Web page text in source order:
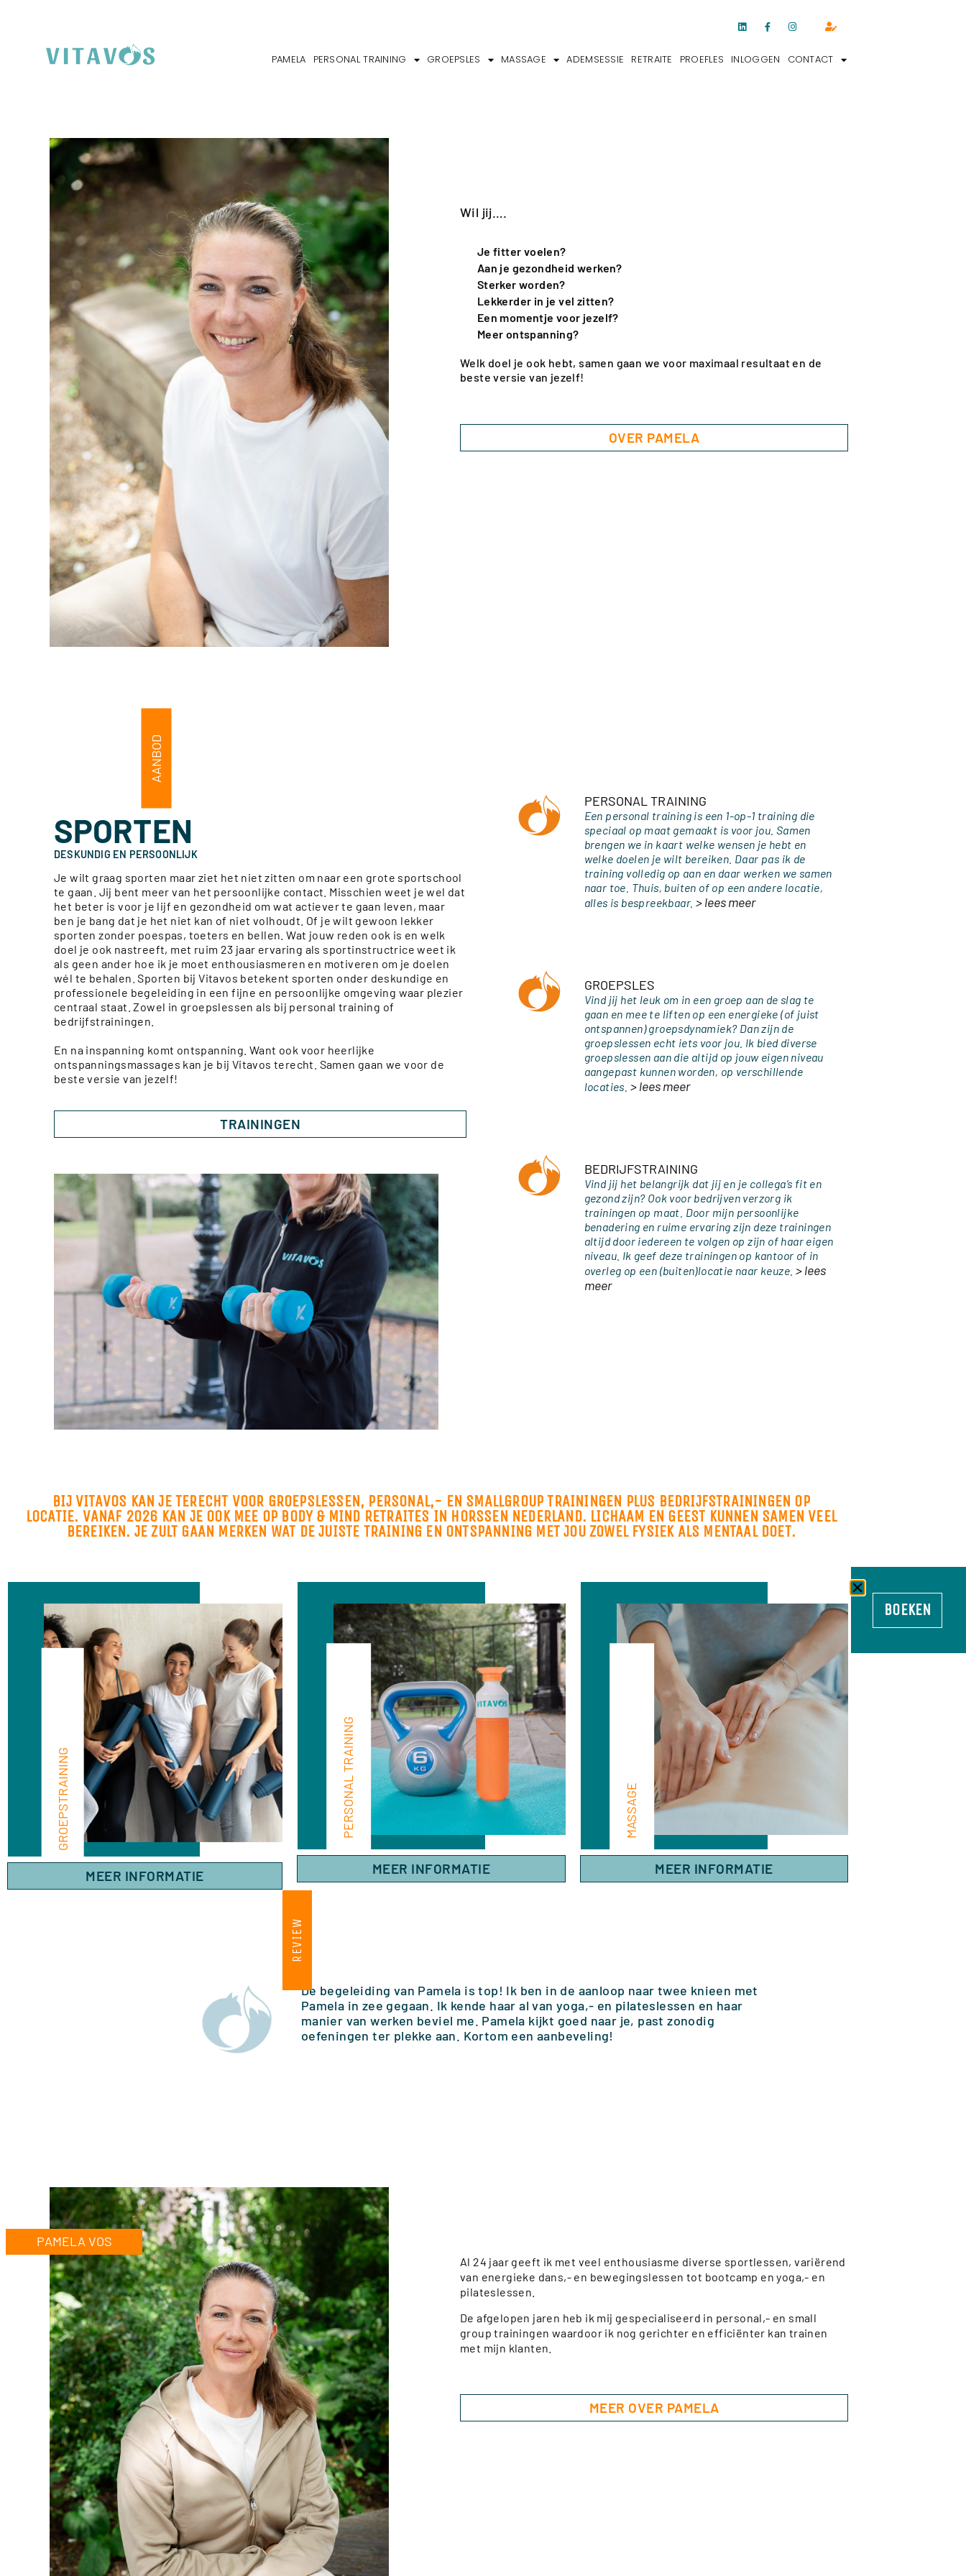
PAMELA PERSONAL TRAINING GROEPSLES MASSAGE ADEMSESSIE RETRAITE PROEFLES INLOGGEN CONTACT
Wil jij….
Je fitter voelen?
Aan je gezondheid werken?
Sterker worden?
Lekkerder in je vel zitten?
Een momentje voor jezelf?
Meer ontspanning?
Welk doel je ook hebt, samen gaan we voor maximaal resultaat en de
beste versie van jezelf!
OVER PAMELA
AANBOD
SPORTEN
DESKUNDIG EN PERSOONLIJK
Je wilt graag sporten maar ziet het niet zitten om naar een grote sportschool
te gaan. Jij bent meer van het persoonlijke contact. Misschien weet je wel dat
het beter is voor je lijf en gezondheid om wat actiever te gaan leven, maar
ben je bang dat je het niet kan of niet volhoudt. Of je wilt gewoon lekker
sporten zonder poespas, toeters en bellen. Wat jouw reden ook is en welk
doel je ook nastreeft, met ruim 23 jaar ervaring als sportinstructrice weet ik
als geen ander hoe ik je moet enthousiasmeren en motiveren om je doelen
wél te behalen. Sporten bij Vitavos betekent sporten onder deskundige en
professionele begeleiding in een fijne en persoonlijke omgeving waar plezier
centraal staat. Zowel in groepslessen als bij personal training of
bedrijfstrainingen.
En na inspanning komt ontspanning. Want ook voor heerlijke
ontspanningsmassages kan je bij Vitavos terecht. Samen gaan we voor de
beste versie van jezelf!
TRAININGEN
PERSONAL TRAINING
Een personal training is een 1-op-1 training die
speciaal op maat gemaakt is voor jou. Samen
brengen we in kaart welke wensen je hebt en
welke doelen je wilt bereiken. Daar pas ik de
training volledig op aan en daar werken we samen
naar toe. Thuis, buiten of op een andere locatie,
alles is bespreekbaar. > lees meer
GROEPSLES
Vind jij het leuk om in een groep aan de slag te
gaan en mee te liften op een energieke (of juist
ontspannen) groepsdynamiek? Dan zijn de
groepslessen echt iets voor jou. Ik bied diverse
groepslessen aan die altijd op jouw eigen niveau
aangepast kunnen worden, op verschillende
locaties. > lees meer
BEDRIJFSTRAINING
Vind jij het belangrijk dat jij en je collega’s fit en
gezond zijn? Ook voor bedrijven verzorg ik
trainingen op maat. Door mijn persoonlijke
benadering en ruime ervaring zijn deze trainingen
altijd door iedereen te volgen op zijn of haar eigen
niveau. Ik geef deze trainingen op kantoor of in
overleg op een (buiten)locatie naar keuze. > lees
meer
BIJ VITAVOS KAN JE TERECHT VOOR GROEPSLESSEN, PERSONAL,- EN SMALLGROUP TRAININGEN PLUS BEDRIJFSTRAININGEN OP
LOCATIE. VANAF 2026 KAN JE OOK MEE OP BODY & MIND RETRAITES IN HORSSEN NEDERLAND. LICHAAM EN GEEST KUNNEN SAMEN VEEL
BEREIKEN. JE ZULT GAAN MERKEN WAT DE JUISTE TRAINING EN ONTSPANNING MET JOU ZOWEL FYSIEK ALS MENTAAL DOET.
GROEPSTRAINING
MEER INFORMATIE
PERSONAL TRAINING
MEER INFORMATIE
MASSAGE
MEER INFORMATIE
De begeleiding van Pamela is top! Ik ben in de aanloop naar twee knieen met
Pamela in zee gegaan. Ik kende haar al van yoga,- en pilateslessen en haar
manier van werken beviel me. Pamela kijkt goed naar je, past zonodig
oefeningen ter plekke aan. Kortom een aanbeveling!
REVIEW
PAMELA VOS
Al 24 jaar geeft ik met veel enthousiasme diverse sportlessen, variërend
van energieke dans,- en bewegingslessen tot bootcamp en yoga,- en
pilateslessen.
De afgelopen jaren heb ik mij gespecialiseerd in personal,- en small
group trainingen waardoor ik nog gerichter en efficiënter kan trainen
met mijn klanten.
MEER OVER PAMELA
BOEKEN